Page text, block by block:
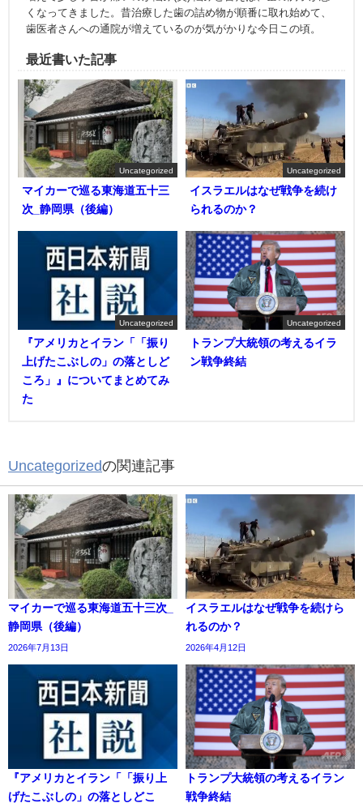
くなってきました。昔治療した歯の詰め物が順番に取れ始めて、
歯医者さんへの通院が増えているのが気がかりな今日この頃。
最近書いた記事
Uncategorized
マイカーで巡る東海道五十三
次_静岡県（後編）
Uncategorized
イスラエルはなぜ戦争を続け
られるのか？
Uncategorized
『アメリカとイラン「「振り
上げたこぶしの」の落としど
ころ」』についてまとめてみ
た
Uncategorized
トランプ大統領の考えるイラ
ン戦争終結
Uncategorizedの関連記事
マイカーで巡る東海道五十三次_
静岡県（後編）
2026年7月13日
イスラエルはなぜ戦争を続けら
れるのか？
2026年4月12日
『アメリカとイラン「「振り上
げたこぶしの」の落としどこ
トランプ大統領の考えるイラン
戦争終結